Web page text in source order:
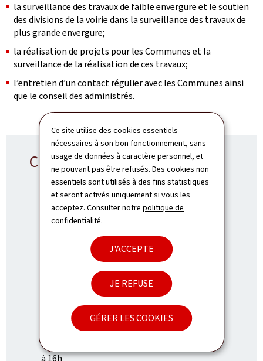
Ce site utilise des cookies essentiels
nécessaires à son bon fonctionnement, sans
usage de données à caractère personnel, et
ne pouvant pas être refusés. Des cookies non
essentiels sont utilisés à des fins statistiques
et seront activés uniquement si vous les
acceptez. Consulter notrepolitique de
confidentialité.
J'ACCEPTE
JE REFUSE
GÉRER LES COOKIES
la surveillance des travaux de faible envergure et le soutien
des divisions de la voirie dans la surveillance des travaux de
plus grande envergure;
la réalisation de projets pour les Communes et la
surveillance de la réalisation de ces travaux;
l’entretien d’un contact régulier avec les Communes ainsi
que le conseil des administrés.
Contact SREA
Service Régional - Esch-sur-Alzette
103, route de PeppangeL-3271
Bettembourg
(+352) 2846-2400
srea@pch.etat.lu
Heures d'ouverture: de 8h à 11h30 et de 13h30
à 16h